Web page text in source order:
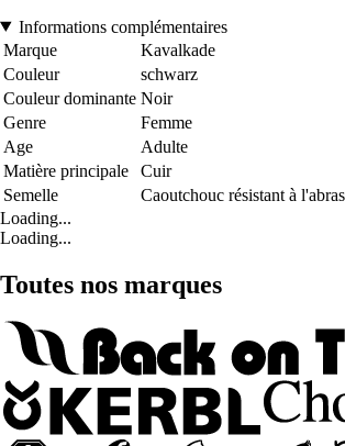
Informations complémentaires
Marque
Kavalkade
Couleur
schwarz
Couleur dominante Noir
Genre
Femme
Age
Adulte
Matière principale
Cuir
Semelle
Caoutchouc résistant à
Loading...
Loading...
Toutes nos marques